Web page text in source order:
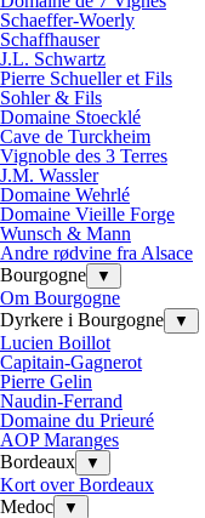
Schaeffer-Woerly
Schaffhauser
J.L. Schwartz
Pierre Schueller et Fils
Sohler & Fils
Domaine Stoecklé
Cave de Turckheim
Vignoble des 3 Terres
J.M. Wassler
Domaine Wehrlé
Domaine Vieille Forge
Wunsch & Mann
Andre rødvine fra Alsace
Bourgogne
▼
Om Bourgogne
Dyrkere i Bourgogne
▼
Lucien Boillot
Capitain-Gagnerot
Pierre Gelin
Naudin-Ferrand
Domaine du Prieuré
AOP Maranges
Bordeaux
▼
Kort over Bordeaux
Medoc
▼